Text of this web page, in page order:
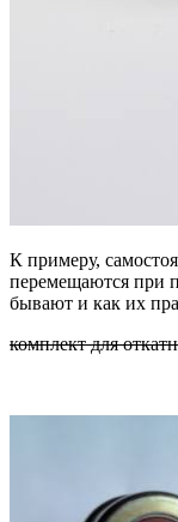
К примеру,
перемещаются при
бывают и как их
комплект для